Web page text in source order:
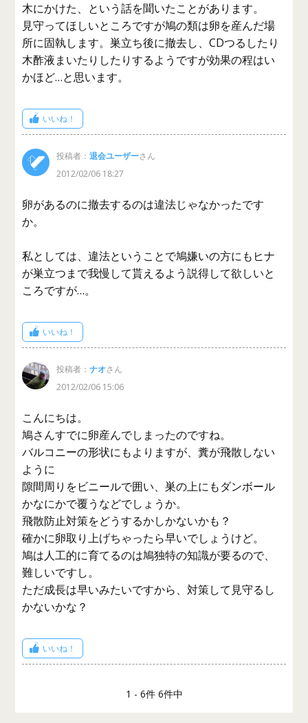
木にかけた、という話を聞いたことがあります。
見守ってほしいところですが鳩の類は卵を産んだ場
所に固執します。巣立ち後に撤去し、CDつるしたり
木酢液まいたりしたりするようですが効果の程はい
かほど…と思います。
いいね！
投稿者：退会ユーザーさん
2012/02/06 18:27
卵があるのに撤去するのは違法じゃなかったです
か。
私としては、違法ということで鳩嫌いの方にもヒナ
が巣立つまで我慢して貰えるよう説得して欲しいと
ころですが…。
いいね！
投稿者：ナオさん
2012/02/06 15:06
こんにちは。
鳩さんすでに卵産んでしまったのですね。
バルコニーの形状にもよりますが、糞が飛散しない
ように
隙間周りをビニールで囲い、巣の上にもダンボール
かなにかで覆うなどでしょうか。
飛散防止対策をどうするかしかないかも？
確かに卵取り上げちゃったら早いでしょうけど。
鳩は人工的に育てるのは鳩独特の知識が要るので、
難しいですし。
ただ成長は早いみたいですから、対策して見守るし
かないかな？
いいね！
1 - 6件 6件中